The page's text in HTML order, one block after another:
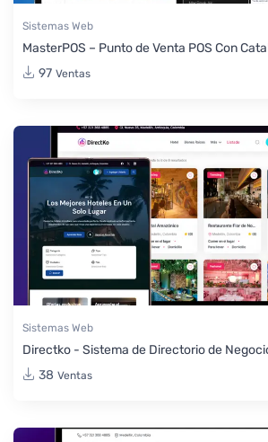
Sistemas Web
MasterPOS – Punto de Venta POS Con
97 Ventas
Sistemas Web
Directko - Sistema de Directorio de
38 Ventas